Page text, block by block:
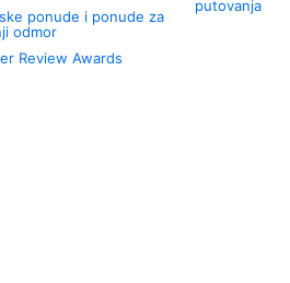
ponude i ponude za
odmor
Review Awards
putovanja